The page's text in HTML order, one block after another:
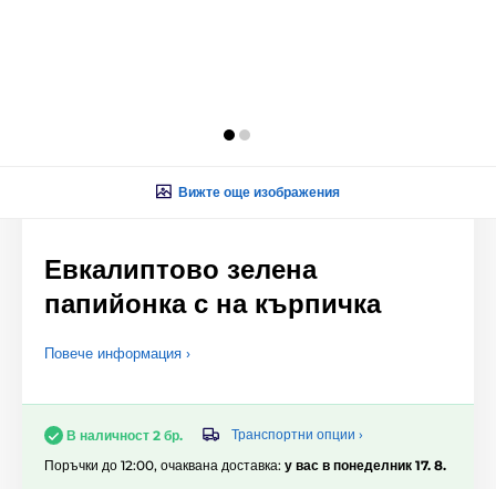
Вижте още изображения
Евкалиптово зелена
папийонка с на кърпичка
Повече информация ›
В наличност 2 бр.
Транспортни опции ›
Поръчки до 12:00, очаквана доставка: у вас в понеделник 17. 8.